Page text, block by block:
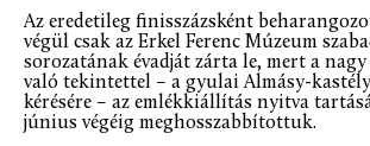
Az eredetileg finisszázsként
végül csak az Erkel Ferenc Múzeum
sorozatának évadját zárta le, mert a
való tekintettel – a gyulai Almásy-kastély
kérésére – az emlékkiállítás nyitva
június végéig meghosszabbítottuk.